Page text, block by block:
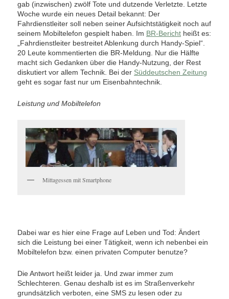
gab (inzwischen) zwölf Tote und dutzende Verletzte. Letzte
Woche wurde ein neues Detail bekannt: Der
Fahrdienstleiter soll neben seiner Aufsichtstätigkeit noch auf
seinem Mobiltelefon gespielt haben. Im BR-Bericht heißt es:
„Fahrdienstleiter bestreitet Ablenkung durch Handy-Spiel“.
20 Leute kommentierten die BR-Meldung. Nur die Hälfte
macht sich Gedanken über die Handy-Nutzung, der Rest
diskutiert vor allem Technik. Bei der Süddeutschen Zeitung
geht es sogar fast nur um Eisenbahntechnik.
Leistung und Mobiltelefon
Mittagessen mit Smartphone
Dabei war es hier eine Frage auf Leben und Tod: Ändert
sich die Leistung bei einer Tätigkeit, wenn ich nebenbei ein
Mobiltelefon bzw. einen privaten Computer benutze?
Die Antwort heißt leider ja. Und zwar immer zum
Schlechteren. Genau deshalb ist es im Straßenverkehr
grundsätzlich verboten, eine SMS zu lesen oder zu